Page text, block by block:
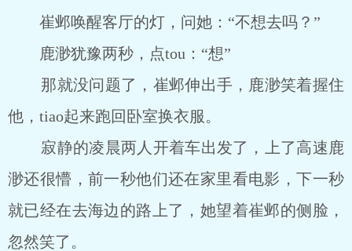
崔邺唤醒客厅的灯，问她：“不想去吗？”
鹿渺犹豫两秒，点tou：“想”
那就没问题了，崔邺伸出手，鹿渺笑着握住
他，tiao起来跑回卧室换衣服。
寂静的凌晨两人开着车出发了，上了高速鹿
渺还很懵，前一秒他们还在家里看电影，下一秒
就已经在去海边的路上了，她望着崔邺的侧脸，
忽然笑了。